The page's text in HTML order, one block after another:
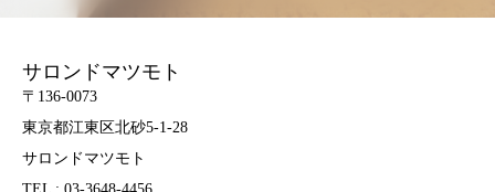
サロンドマツモト
〒136-0073
東京都江東区北砂5-1-28
サロンドマツモト